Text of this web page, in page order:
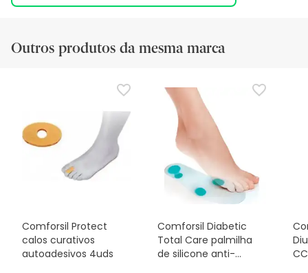
Outros produtos da mesma marca
Comforsil Protect
calos curativos
autoadesivos 4uds
Comforsil Diabetic
Total Care palmilha
de silicone anti-